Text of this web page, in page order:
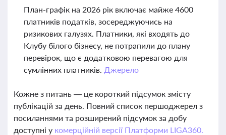
План-графік на 2026 рік включає майже 4600
платників податків, зосереджуючись на
ризикових галузях. Платники, які входять до
Клубу білого бізнесу, не потрапили до плану
перевірок, що є додатковою перевагою для
сумлінних платників. Джерело
Кожне з питань — це короткий підсумок змісту
публікацій за день. Повний список першоджерел з
посиланнями та розширений підсумок за добу
доступні у комерційній версії Платформи LIGA360.